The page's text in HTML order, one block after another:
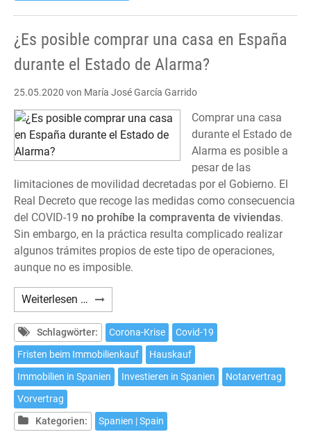
¿Es posible comprar una casa en España
durante el Estado de Alarma?
25.05.2020 von María José García Garrido
Comprar una casa
durante el Estado de
Alarma es posible a
pesar de las
limitaciones de movilidad decretadas por el Gobierno. El
Real Decreto que recoge las medidas como consecuencia
del COVID-19 no prohíbe la compraventa de viviendas.
Sin embargo, en la práctica resulta complicado realizar
algunos trámites propios de este tipo de operaciones,
aunque no es imposible.
Weiterlesen … ¿Es
posible
comprar
una
casa
en
durante
Schlagwörter: Corona-Krise
Covid-19
Fristen beim Immobilienkauf
Hauskauf
Immobilien in Spanien
Investieren in Spanien
Notarvertrag
Vorvertrag
Kategorien:
Spanien | Spain